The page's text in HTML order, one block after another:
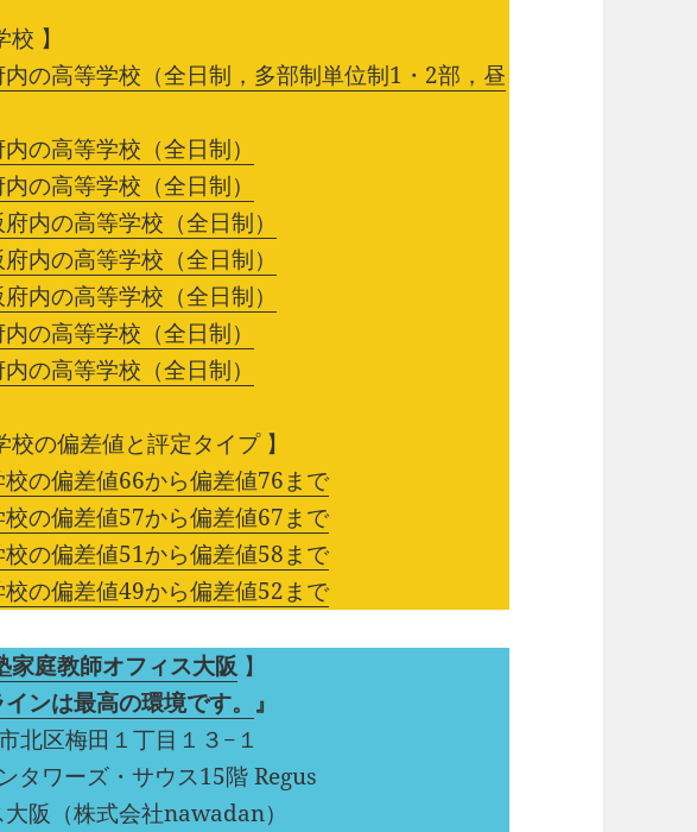
】
の高等学校（全日制，多部制単位制1・2部，昼
の高等学校（全日制）
の高等学校（全日制）
内の高等学校（全日制）
内の高等学校（全日制）
内の高等学校（全日制）
の高等学校（全日制）
の高等学校（全日制）
校の偏差値と評定タイプ 】
校の偏差値66から偏差値76まで
校の偏差値57から偏差値67まで
校の偏差値51から偏差値58まで
校の偏差値49から偏差値52まで
家庭教師オフィス大阪 】
ンは最高の環境です。 』
北区梅田１丁目１３−１
タワーズ・サウス15階 Regus
阪（株式会社nawadan）